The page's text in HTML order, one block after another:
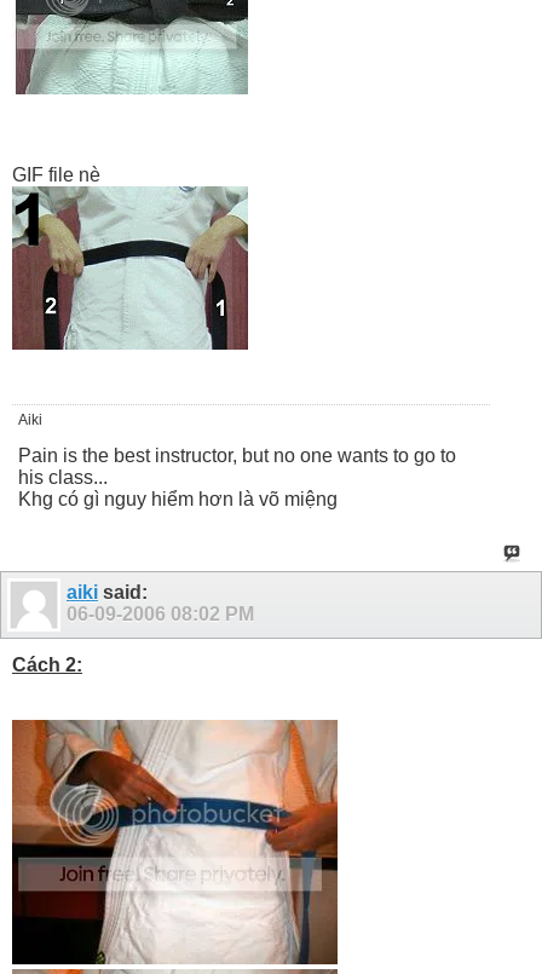
GIF file nè
Aiki
Pain is the best instructor, but no one wants to go to
his class...
Khg có gì nguy hiểm hơn là võ miệng
aiki said:
06-09-2006 08:02 PM
Cách 2: